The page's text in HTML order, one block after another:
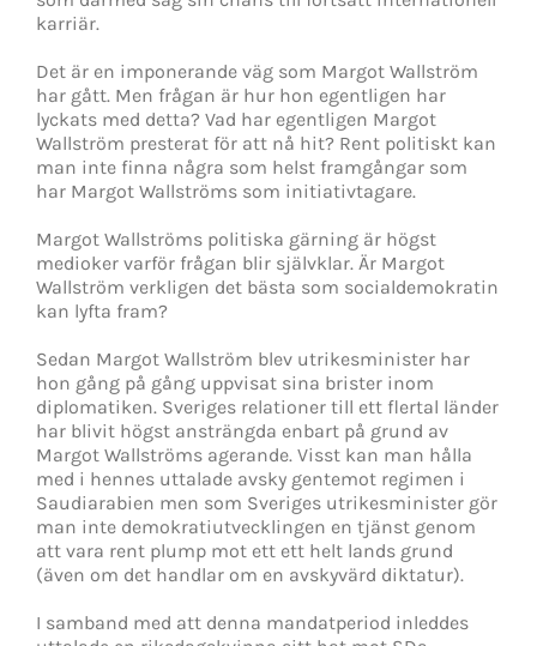
karriär.
Det är en imponerande väg som Margot Wallström
har gått. Men frågan är hur hon egentligen har
lyckats med detta? Vad har egentligen Margot
Wallström presterat för att nå hit? Rent politiskt kan
man inte finna några som helst framgångar som
har Margot Wallströms som initiativtagare.
Margot Wallströms politiska gärning är högst
medioker varför frågan blir självklar. Är Margot
Wallström verkligen det bästa som socialdemokratin
kan lyfta fram?
Sedan Margot Wallström blev utrikesminister har
hon gång på gång uppvisat sina brister inom
diplomatiken. Sveriges relationer till ett flertal länder
har blivit högst ansträngda enbart på grund av
Margot Wallströms agerande. Visst kan man hålla
med i hennes uttalade avsky gentemot regimen i
Saudiarabien men som Sveriges utrikesminister gör
man inte demokratiutvecklingen en tjänst genom
att vara rent plump mot ett ett helt lands grund
(även om det handlar om en avskyvärd diktatur).
I samband med att denna mandatperiod inleddes